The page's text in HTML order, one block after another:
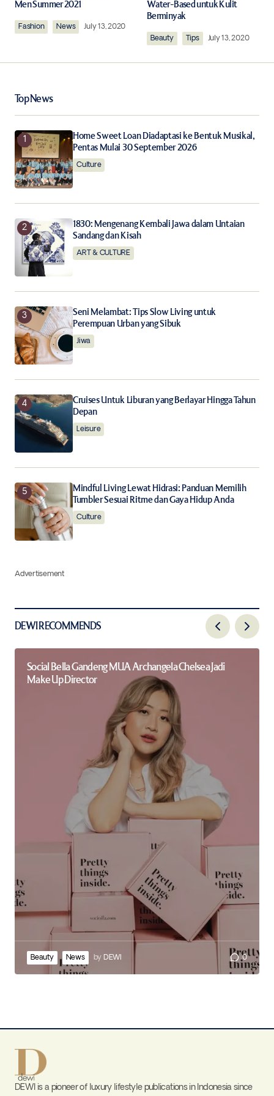
Comment
Your Name
Your E-mail*
Save my name, email, and website in this browser for
the next time I comment.
Notify me of follow-up comments by email.
Notify me of new posts by email.
Submit Comment
Men Summer 2021
Fashion News July 13, 2020
Water-Based untuk Kulit
Berminyak
Beauty Tips July 13, 2020
Top News
Home Sweet Loan Diadaptasi ke Bentuk Musikal,
Pentas Mulai 30 September 2026
Culture
1830: Mengenang Kembali Jawa dalam Untaian
Sandang dan Kisah
ART & CULTURE
Seni Melambat: Tips Slow Living untuk
Perempuan Urban yang Sibuk
Jiwa
Cruises Untuk Liburan yang Berlayar Hingga Tahun
Depan
Leisure
Mindful Living Lewat Hidrasi: Panduan Memilih
Tumbler Sesuai Ritme dan Gaya Hidup Anda
Culture
Advertisement
DEWI RECOMMENDS
Social Bella Gandeng MUA Archangela Chelsea Jadi
Make Up Director
Beauty News by DEWI 0
DEWI is a pioneer of luxury lifestyle publications in Indonesia since